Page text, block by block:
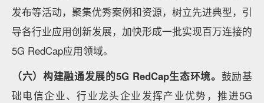
发布等活动，聚集优秀案例和资源，树立先进典型，引
导各行业应用创新发展，加快形成一批实现百万连接的
5G RedCap应用领域。
（六）构建融通发展的5G RedCap生态环境。 鼓励基
础电信企业、行业龙头企业发挥产业优势，推进5G